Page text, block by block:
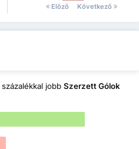
Előző
Következő
százalékkal jobb Szerzett Gólok